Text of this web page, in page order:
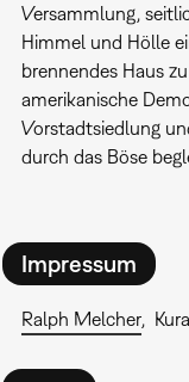
Versammlung,
Himmel und Hölle
brennendes Haus
amerikanische
Vorstadtsiedlung
durch das Böse
Impressum
Ralph Melcher